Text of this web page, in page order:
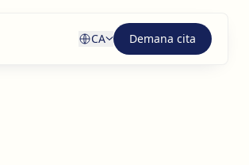
CA Demana cita